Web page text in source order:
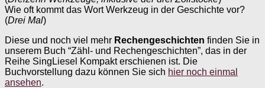
Wie oft kommt das Wort Werkzeug in der Geschichte vor?
(Drei Mal)
Diese und noch viel mehr Rechengeschichten finden Sie in
unserem Buch “Zähl- und Rechengeschichten”, das in der
Reihe SingLiesel Kompakt erschienen ist. Die
Buchvorstellung dazu können Sie sich hier noch einmal
ansehen.